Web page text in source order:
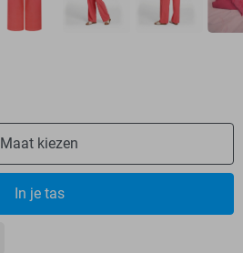
Maat kiezen
In je tas